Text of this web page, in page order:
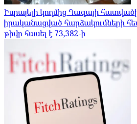
Իսրայելի կողմից Գազայի
իրականացված հարձակումների
թիվը հասել է 73,382-ի